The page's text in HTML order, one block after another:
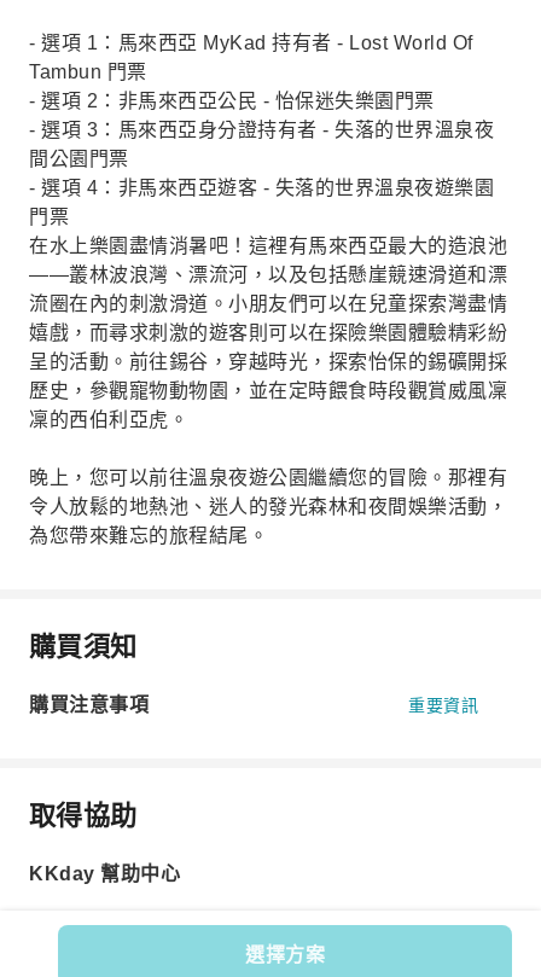
選擇方案
- 選項 1：馬來西亞 MyKad 持有者 - Lost World Of
Tambun 門票
- 選項 2：非馬來西亞公民 - 怡保迷失樂園門票
- 選項 3：馬來西亞身分證持有者 - 失落的世界溫泉夜
間公園門票
- 選項 4：非馬來西亞遊客 - 失落的世界溫泉夜遊樂園
門票
在水上樂園盡情消暑吧！這裡有馬來西亞最大的造浪池
——叢林波浪灣、漂流河，以及包括懸崖競速滑道和漂
流圈在內的刺激滑道。小朋友們可以在兒童探索灣盡情
嬉戲，而尋求刺激的遊客則可以在探險樂園體驗精彩紛
呈的活動。前往錫谷，穿越時光，探索怡保的錫礦開採
歷史，參觀寵物動物園，並在定時餵食時段觀賞威風凜
凜的西伯利亞虎。
晚上，您可以前往溫泉夜遊公園繼續您的冒險。那裡有
令人放鬆的地熱池、迷人的發光森林和夜間娛樂活動，
為您帶來難忘的旅程結尾。
購買須知
購買注意事項 重要資訊
取得協助
KKday 幫助中心